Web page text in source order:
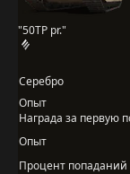
"50TP pr."
Серебро
Опыт
Награда за первую
Опыт
Процент попаданий